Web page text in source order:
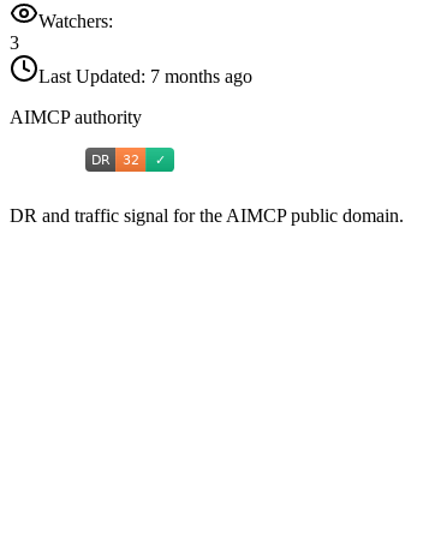
Watchers:
3
Last Updated: 7 months ago
AIMCP authority
DR and traffic signal for the AIMCP public domain.